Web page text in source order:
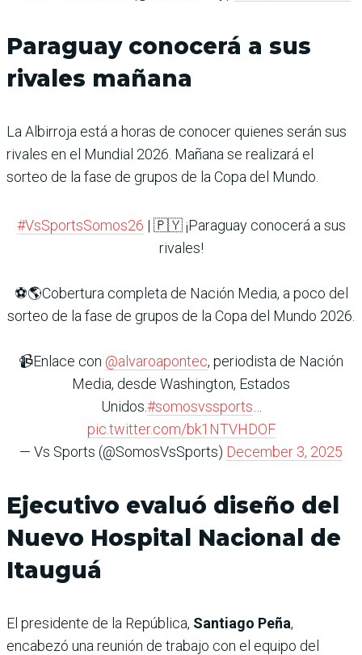
Paraguay conocerá a sus
rivales mañana
La Albirroja está a horas de conocer quienes serán sus
rivales en el Mundial 2026. Mañana se realizará el
sorteo de la fase de grupos de la Copa del Mundo.
#VsSportsSomos26 | 🇵🇾 ¡Paraguay conocerá a sus
rivales!
⚽️🌎Cobertura completa de Nación Media, a poco del
sorteo de la fase de grupos de la Copa del Mundo 2026.
📹Enlace con @alvaroapontec, periodista de Nación
Media, desde Washington, Estados
Unidos.#somosvssports
pic.twitter.com/bk1NTVHDOF
— Vs Sports (@SomosVsSports) December 3, 2025
Ejecutivo evaluó diseño del
Nuevo Hospital Nacional de
Itauguá
El presidente de la República, Santiago Peña,
encabezó una reunión de trabajo con el equipo del